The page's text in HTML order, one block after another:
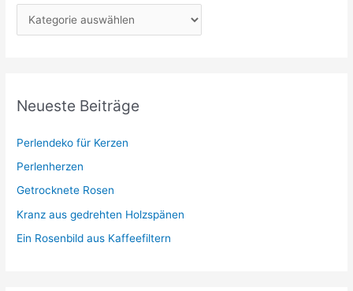
a
g
r
i
e
Neueste Beiträge
Perlendeko für Kerzen
Perlenherzen
Getrocknete Rosen
Kranz aus gedrehten Holzspänen
Ein Rosenbild aus Kaffeefiltern